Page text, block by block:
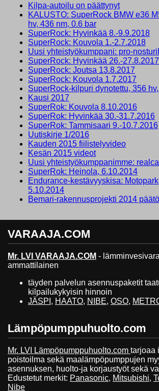
Kilpa-autoilu on päättynyt
KALUSTO: SuperRock BMW e36
hv, 436 nm, 0.6 bar
SuperRock: Hyvinkää 8.-9.9.2018
SuperRock: Kouvola 1.-2.7.2018
Uusi yhteistyökumppani: pro-
SuperRock: Hyvinkää 26.-27.8.2017
SuperRock: Joutsa 13.8.2017
SuperRock: Kouvola 1.7.2017
SuperRock-kilpuri dynotettu, 356
Kausi 2017
SuperRok: Kouvola 8.10.2016
SuperRok: Hyvinkää 30.-31.7.2016
SuperRok: Tammisaari 9.-10.7.2016
Uutiskirje 1/2016
Kauden 2015 fiilistelyvideo
Kesän 2015 videot
Uusi yhteistyökumppanimme:
SuperRok: Heinola, 6.10.2014
Endurance-kestävyyskisa:
5.10.2014
Bemari-rakennusprojekti 2014
VARAAJA.COM
Mr. LVI VARAAJA.COM -
ammattilainen
täyden palvelun asennuspaketit
kilpailukykyisin hinnoin
JÄSPI , HAATO, NIBE, OSO,
Lämpöpumppuhuolto.com
Mr. LVI Lämpöpumppuhuolto.com tarjoaa
poistoilma sekä maalämpöpumppujen
asennuksen, huolto-ja korjaustyöt sekä
Edustetut merkit: Panasonic, Mitsubishi,
Nibe